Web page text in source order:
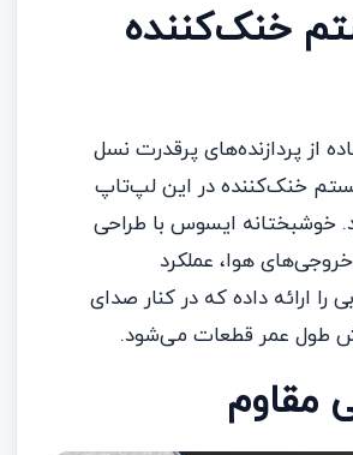
خنک‌کننده
از پردازنده‌های پرقدرت نسل
خنک‌کننده در این لپ‌تاپ
خوشبختانه ایسوس با طراحی
هوا، عملکرد
ارائه داده که در کنار صدای
طول عمر قطعات می‌شود.
مقاوم